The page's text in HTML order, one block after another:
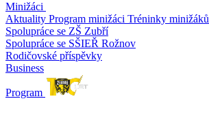
Minižáci
Aktuality Program minižáci Tréninky minižáků
Spolupráce se ZŠ Zubří
Spolupráce se SŠIEŘ Rožnov
Rodičovské příspěvky
Business
Program